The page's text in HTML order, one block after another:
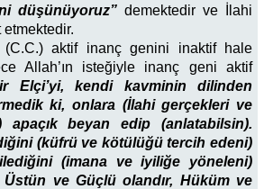
düşünüyoruz” demektedir ve İlahi
etmektedir.
(C.C.) aktif inanç genini inaktif hale
Allah’ın isteğiyle inanç geni aktif
Elçi’yi, kendi kavminin dilinden
ki, onlara (İlahi gerçekleri ve
apaçık beyan edip (anlatabilsin).
(küfrü ve kötülüğü tercih edeni)
(imana ve iyiliğe yöneleni)
ve Güçlü olandır, Hüküm ve